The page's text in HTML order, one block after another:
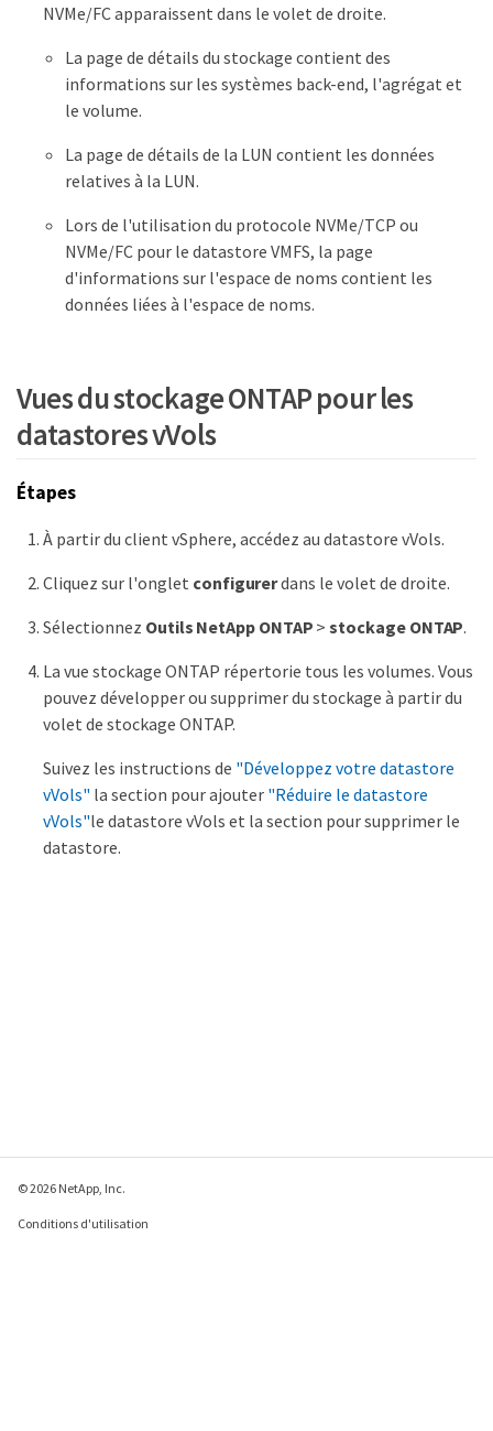
NVMe/FC apparaissent dans le volet de droite.
La page de détails du stockage contient des
informations sur les systèmes back-end, l'agrégat et
le volume.
La page de détails de la LUN contient les données
relatives à la LUN.
Lors de l'utilisation du protocole NVMe/TCP ou
NVMe/FC pour le datastore VMFS, la page
d'informations sur l'espace de noms contient les
données liées à l'espace de noms.
Vues du stockage ONTAP pour les
datastores vVols
Étapes
À partir du client vSphere, accédez au datastore vVols.
Cliquez sur l'onglet configurerdans le volet de droite.
Sélectionnez Outils NetApp ONTAP >stockage ONTAP.
La vue stockage ONTAP répertorie tous les volumes. Vous
pouvez développer ou supprimer du stockage à partir du
volet de stockage ONTAP.
Suivez les instructions de "Développez votre datastore
vVols" la section pour ajouter "Réduire le datastore
vVols"le datastore vVols et la section pour supprimer le
datastore.
© 2026 NetApp, Inc.
Conditions d'utilisation